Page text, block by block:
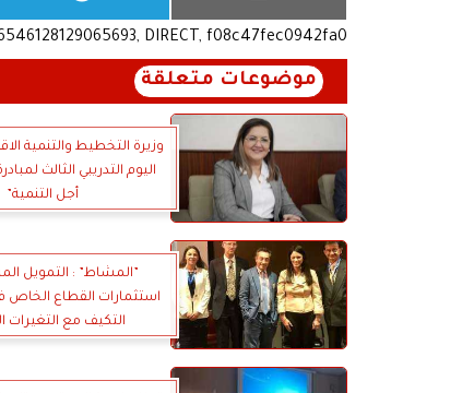
DIRECT, f08c47fec0942fa0
موضوعات متعلقة
وزيرة التخطيط والتنمية
اليوم التدريبي الثالث
أجل التنمية”
”المشاط” : التمويل
استثمارات القطاع
التكيف مع التغيرات